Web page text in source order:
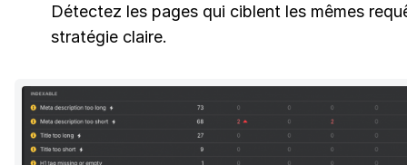
Détectez les pages qui ciblent les mêmes
stratégie claire.